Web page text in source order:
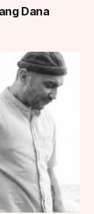
Dana